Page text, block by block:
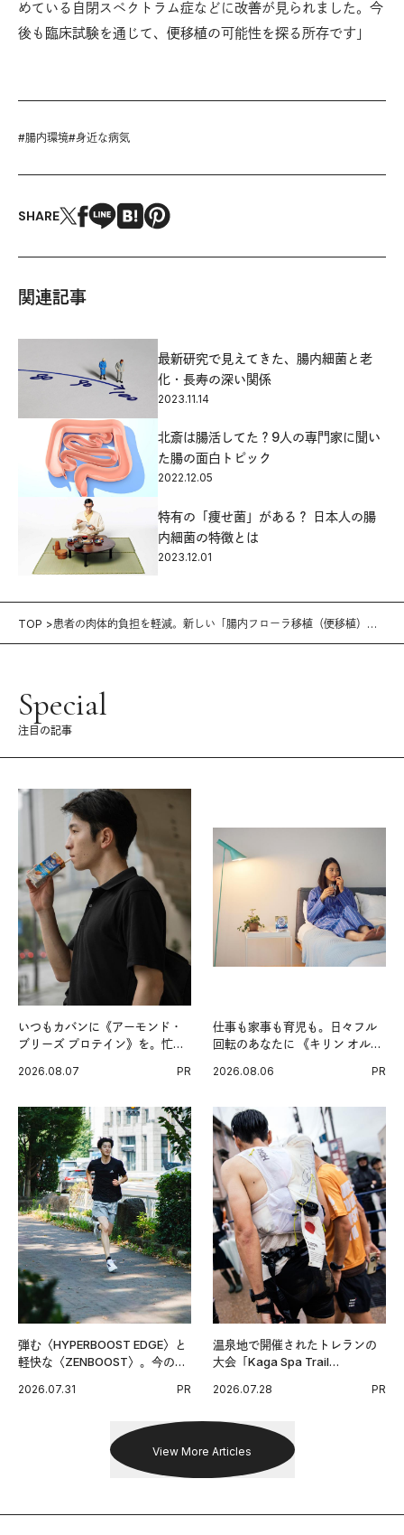
めている自閉スペクトラム症などに改善が見られました。今
後も臨床試験を通じて、便移植の可能性を探る所存です」
#腸内環境#身近な病気
SHARE
関連記事
最新研究で見えてきた、腸内細菌と老
化・長寿の深い関係
2023.11.14
北斎は腸活してた？9人の専門家に聞い
た腸の面白トピック
2022.12.05
特有の「痩せ菌」がある？ 日本人の腸
内細菌の特徴とは
2023.12.01
TOP
患者の肉体的負担を軽減。新しい「腸内フローラ移植（便移植）」
Special
注目の記事
いつもカバンに《アーモンド・
ブリーズ プロテイン》を。忙し
グ習慣。
2026.08.07 PR
仕事も家事も育児も。日々フル
回転のあなたに 《キリン オルニ
2026.08.06 PR
弾む〈HYPERBOOST EDGE〉と
軽快な〈ZENBOOST〉。今の時
出した新機軸。
2026.07.31 PR
温泉地で開催されたトレランの
大会「Kaga Spa Trail
戦を夢見るランナーたちの奮闘
2026.07.28 PR
View More Articles